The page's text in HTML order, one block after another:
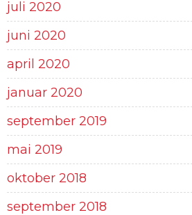
juli 2020
juni 2020
april 2020
januar 2020
september 2019
mai 2019
oktober 2018
september 2018